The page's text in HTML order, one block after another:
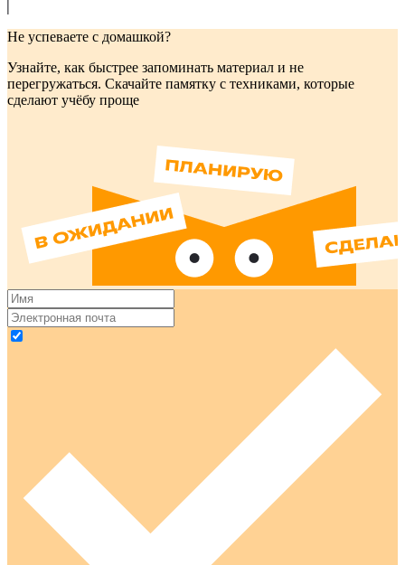
Не успеваете с домашкой?
Узнайте, как быстрее запоминать материал и не
перегружаться. Скачайте памятку с техниками, которые
сделают учёбу проще